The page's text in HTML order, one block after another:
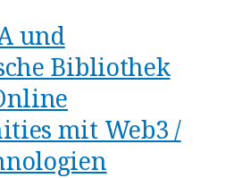
und
Bibliothek
mit Web3 /